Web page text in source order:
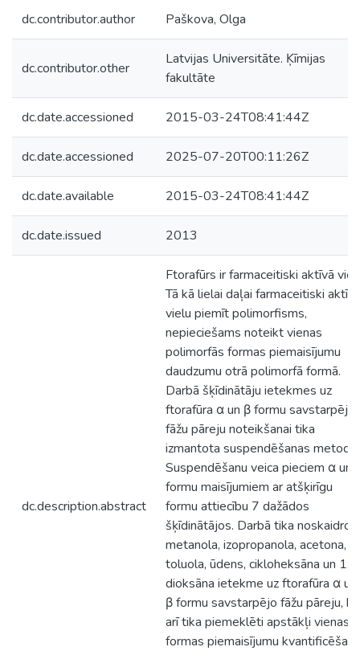
dc.contributor.author Paškova, Olga
dc.contributor.other
Latvijas Universitāte. Ķīmijas
fakultāte
dc.date.accessioned 2015-03-24T08:41:44Z
dc.date.accessioned 2025-07-20T00:11:26Z
dc.date.available 2015-03-24T08:41:44Z
dc.date.issued 2013
dc.description.abstract
Ftorafūrs ir farmaceitiski aktīvā
Tā kā lielai daļai farmaceitiski
vielu piemīt polimorfisms,
nepieciešams noteikt vienas
polimorfās formas piemaisījumu
daudzumu otrā polimorfā formā.
Darbā šķīdinātāju ietekmes uz
ftorafūra α un β formu savstarpējo
fāžu pāreju noteikšanai tika
izmantota suspendēšanas metode.
Suspendēšanu veica pieciem α un
formu maisījumiem ar atšķirīgu
formu attiecību 7 dažādos
šķīdinātājos. Darbā tika
metanola, izopropanola, acetona,
toluola, ūdens, cikloheksāna un
dioksāna ietekme uz ftorafūra α un
β formu savstarpējo fāžu pāreju, kā
arī tika piemeklēti apstākļi vienas
formas piemaisījumu